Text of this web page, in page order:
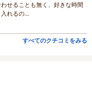
せることも無く、好きな時間
入れるの…
すべてのクチコミをみる